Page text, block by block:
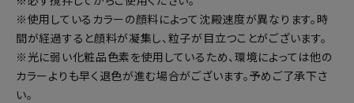
※使用しているカラーの顔料によって沈殿速度が異なります。時
間が経過すると顔料が凝集し、粒子が目立つことがございます。
※光に弱い化粧品色素を使用しているため、環境によっては他の
カラーよりも早く退色が進む場合がございます。予めご了承下さ
い。